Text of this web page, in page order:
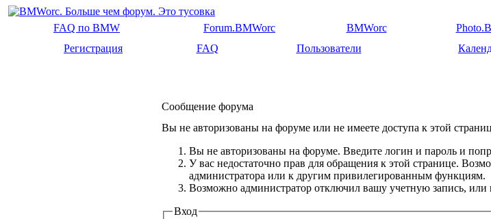
FAQ по BMW Forum.BMWorc BMWorc
Регистрация
FAQ Пользователи
Сообщение форума
Вы не авторизованы на форуме или не имеете доступа к этой
Вы не авторизованы на форуме. Введите логин и пароль и
У вас недостаточно прав для обращения к этой странице.
администратора или к другим привилегированным функциям.
Возможно администратор отключил вашу учетную запись,
Вход